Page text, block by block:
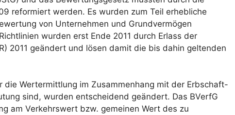
reformiert werden. Es wurden zum Teil erhebliche
von Unternehmen und Grundvermögen
wurden erst Ende 2011 durch Erlass der
2011 geändert und lösen damit die bis dahin geltenden
die Wertermittlung im Zusammenhang mit der Erbschaft-
sind, wurden entscheidend geändert. Das BVerfG
am Verkehrswert bzw. gemeinen Wert des zu